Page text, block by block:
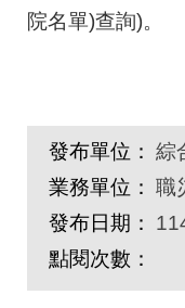
院名單)查詢)。
發布單位： 綜
業務單位： 職
發布日期：
點閱次數：